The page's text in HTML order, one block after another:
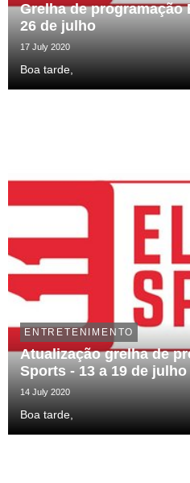
Grelha de programação
26 de julho
17 July 2020
Boa tarde,
ENTRETENIMENTO
Atualização grelha de
Sports - 13 a 19 de julho
14 July 2020
Boa tarde,